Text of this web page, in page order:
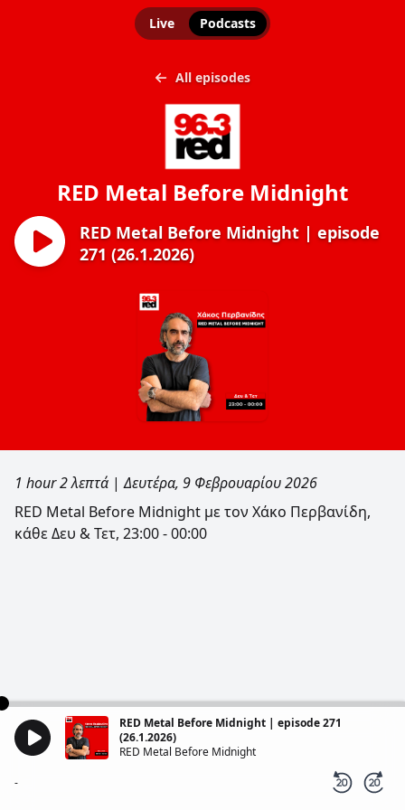
Live Podcasts
All episodes
RED Metal Before Midnight
RED Metal Before Midnight | episode
271 (26.1.2026)
1 hour 2 λεπτά |Δευτέρα, 9 Φεβρουαρίου 2026
RED Metal Before Midnight με τον Χάκο Περβανίδη,
κάθε Δευ & Τετ, 23:00 - 00:00
RED Metal Before Midnight | episode 271
(26.1.2026)
RED Metal Before Midnight
-